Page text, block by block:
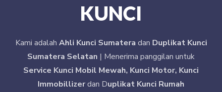
KUNCI
Kami adalah Ahli Kunci Sumatera dan Duplikat Kunci
Sumatera Selatan | Menerima panggilan untuk
Service Kunci Mobil Mewah, Kunci Motor, Kunci
Immobillizerdan Duplikat Kunci Rumah